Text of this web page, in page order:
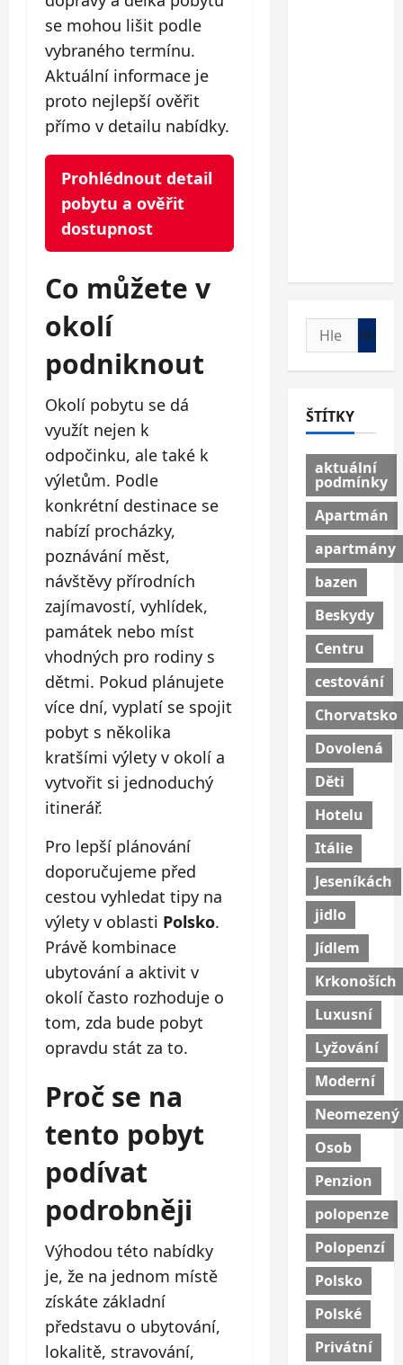
se mohou lišit podle
vybraného termínu.
Aktuální informace je
proto nejlepší ověřit
přímo v detailu nabídky.
Prohlédnout detail
pobytu a ověřit
dostupnost
Co můžete v
okolí
podniknout
Okolí pobytu se dá
využít nejen k
odpočinku, ale také k
výletům. Podle
konkrétní destinace se
nabízí procházky,
poznávání měst,
návštěvy přírodních
zajímavostí, vyhlídek,
památek nebo míst
vhodných pro rodiny s
dětmi. Pokud plánujete
více dní, vyplatí se spojit
pobyt s několika
kratšími výlety v okolí a
vytvořit si jednoduchý
itinerář.
Pro lepší plánování
doporučujeme před
cestou vyhledat tipy na
výlety v oblasti Polsko.
Právě kombinace
ubytování a aktivit v
okolí často rozhoduje o
tom, zda bude pobyt
opravdu stát za to.
Proč se na
tento pobyt
podívat
podrobněji
Výhodou této nabídky
je, že na jednom místě
získáte základní
představu o ubytování,
lokalitě, stravování,
Vyhledávání
ŠTÍTKY
aktuální
podmínky
Apartmán
apartmány
bazen
Beskydy
Centru
cestování
Chorvatsko
Dovolená
Děti
Hotelu
Itálie
Jeseníkách
jidlo
Jídlem
Krkonoších
Luxusní
Lyžování
Moderní
Neomezený
Osob
Penzion
polopenze
Polopenzí
Polsko
Polské
Privátní